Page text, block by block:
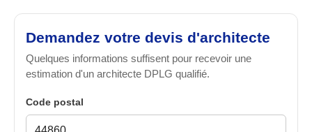
Demandez votre devis d'architecte
Quelques informations suffisent pour recevoir une
estimation d'un architecte DPLG qualifié.
Code postal